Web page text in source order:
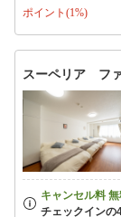
ポイント(1%)
スーペリア ファ